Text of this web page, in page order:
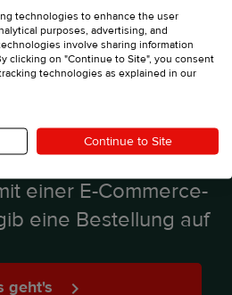
Zum herunterladen
Printful
einer E-Commerce-
eine Bestellung auf
geht's
technologies to enhance the user
purposes, advertising, and
involve sharing information
clicking on "Continue to Site", you consent
technologies as explained in our
Continue to Site